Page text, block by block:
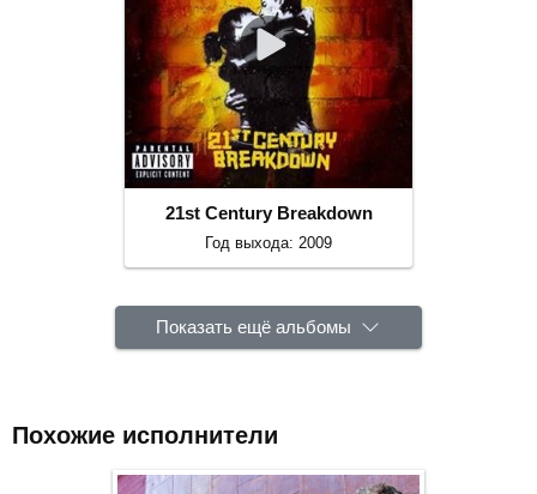
21st Century Breakdown
Год выхода: 2009
Показать ещё альбомы
Похожие исполнители